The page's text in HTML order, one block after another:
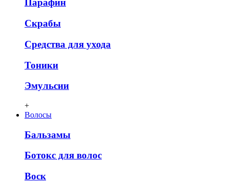
Парафин
Скрабы
Средства для ухода
Тоники
Эмульсии
+
Волосы
Бальзамы
Ботокс для волос
Воск